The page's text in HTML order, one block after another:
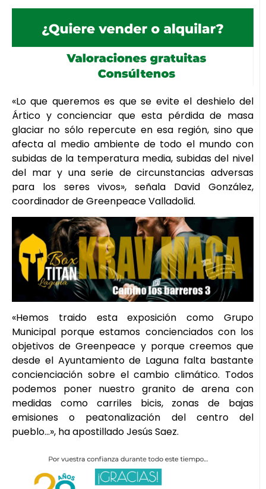
«Lo que queremos es que se evite el deshielo del
Ártico y concienciar que esta pérdida de masa
glaciar no sólo repercute en esa región, sino que
afecta al medio ambiente de todo el mundo con
subidas de la temperatura media, subidas del nivel
del mar y una serie de circunstancias adversas
para los seres vivos», señala David González,
coordinador de Greenpeace Valladolid.
«Hemos traido esta exposición como Grupo
Municipal porque estamos concienciados con los
objetivos de Greenpeace y porque creemos que
desde el Ayuntamiento de Laguna falta bastante
concienciación sobre el cambio climático. Todos
podemos poner nuestro granito de arena con
medidas como carriles bicis, zonas de bajas
emisiones o peatonalización del centro del
pueblo…», ha apostillado Jesús Saez.